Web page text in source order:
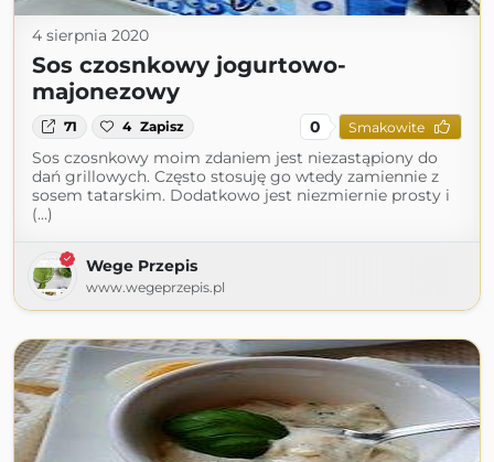
4 sierpnia 2020
Sos czosnkowy jogurtowo-
majonezowy
71 4 Zapisz 0 Smakowite
Sos czosnkowy moim zdaniem jest niezastąpiony do
dań grillowych. Często stosuję go wtedy zamiennie z
sosem tatarskim. Dodatkowo jest niezmiernie prosty i
(...)
Wege Przepis
www.wegeprzepis.pl